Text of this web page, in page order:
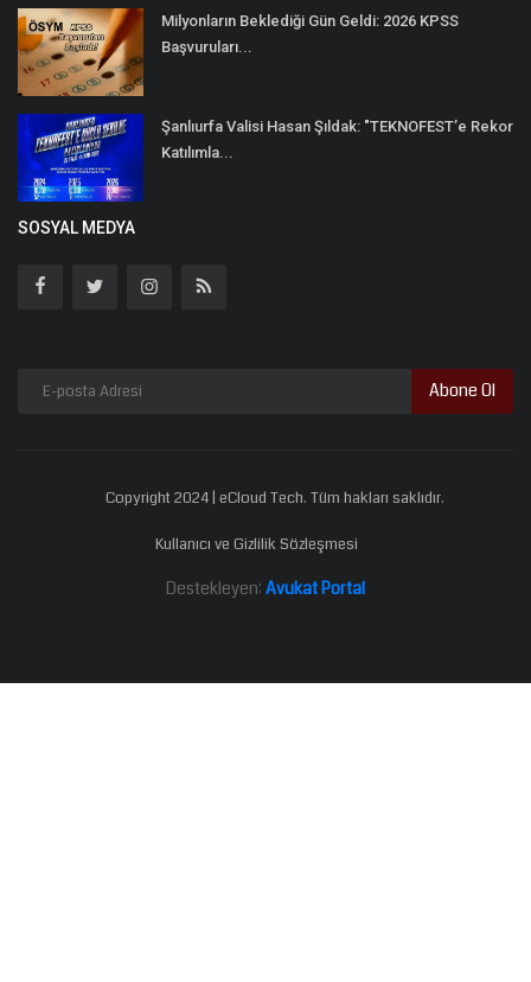
Milyonların Beklediği Gün Geldi: 2026 KPSS
Başvuruları...
Şanlıurfa Valisi Hasan Şıldak: "TEKNOFEST’e Rekor
Katılımla...
SOSYAL MEDYA
Abone Ol
Copyright 2024 | eCloud Tech. Tüm hakları saklıdır.
Kullanıcı ve Gizlilik Sözleşmesi
Destekleyen: Avukat Portal